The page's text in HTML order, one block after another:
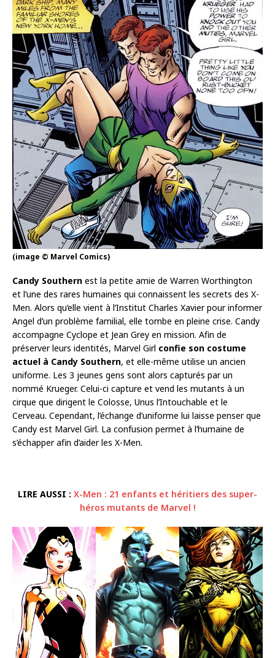
(image © Marvel Comics)
Candy Southern est la petite amie de Warren Worthington
et l’une des rares humaines qui connaissent les secrets des X-
Men. Alors qu’elle vient à l’Institut Charles Xavier pour informer
Angel d’un problème familial, elle tombe en pleine crise. Candy
accompagne Cyclope et Jean Grey en mission. Afin de
préserver leurs identités, Marvel Girl confie son costume
actuel à Candy Southern, et elle-même utilise un ancien
uniforme. Les 3 jeunes gens sont alors capturés par un
nommé Krueger. Celui-ci capture et vend les mutants à un
cirque que dirigent le Colosse, Unus l’Intouchable et le
Cerveau. Cependant, l’échange d’uniforme lui laisse penser que
Candy est Marvel Girl. La confusion permet à l’humaine de
s’échapper afin d’aider les X-Men.
LIRE AUSSI : X-Men : 21 enfants et héritiers des super-
héros mutants de Marvel !